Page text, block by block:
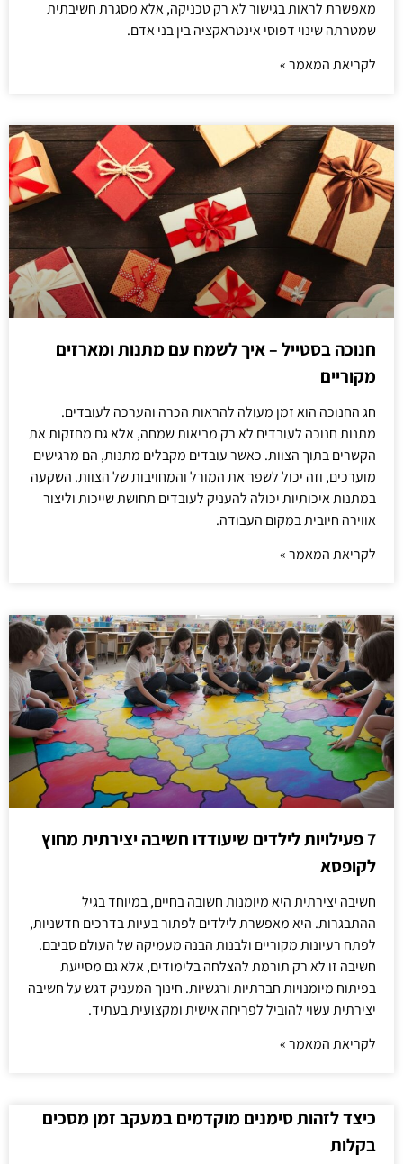
מאפשרת לראות בגישור לא רק טכניקה, אלא מסגרת חשיבתית
שמטרתה שינוי דפוסי אינטראקציה בין בני אדם.
לקריאת המאמר »
חנוכה בסטייל – איך לשמח עם מתנות ומארזים
מקוריים
חג החנוכה הוא זמן מעולה להראות הכרה והערכה לעובדים.
מתנות חנוכה לעובדים לא רק מביאות שמחה, אלא גם מחזקות את
הקשרים בתוך הצוות. כאשר עובדים מקבלים מתנות, הם מרגישים
מוערכים, וזה יכול לשפר את המורל והמחויבות של הצוות. השקעה
במתנות איכותיות יכולה להעניק לעובדים תחושת שייכות וליצור
אווירה חיובית במקום העבודה.
לקריאת המאמר »
7 פעילויות לילדים שיעודדו חשיבה יצירתית מחוץ
לקופסא
חשיבה יצירתית היא מיומנות חשובה בחיים, במיוחד בגיל
ההתבגרות. היא מאפשרת לילדים לפתור בעיות בדרכים חדשניות,
לפתח רעיונות מקוריים ולבנות הבנה מעמיקה של העולם סביבם.
חשיבה זו לא רק תורמת להצלחה בלימודים, אלא גם מסייעת
בפיתוח מיומנויות חברתיות ורגשיות. חינוך המעניק דגש על חשיבה
יצירתית עשוי להוביל לפריחה אישית ומקצועית בעתיד.
לקריאת המאמר »
כיצד לזהות סימנים מוקדמים במעקב זמן מסכים
בקלות